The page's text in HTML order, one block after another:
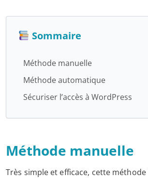
Sommaire
Méthode manuelle
Méthode automatique
Sécuriser l’accès à WordPress
Méthode manuelle
Très simple et efficace, cette